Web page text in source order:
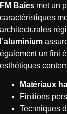
FM Baies met un
caractéristiques
architecturales
l’aluminium
également un fini
esthétiques
Matériaux
Finitions
Techniques